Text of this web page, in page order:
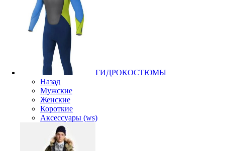
ГИДРОКОСТЮМЫ
Назад
Мужские
Женские
Короткие
Аксессуары (ws)